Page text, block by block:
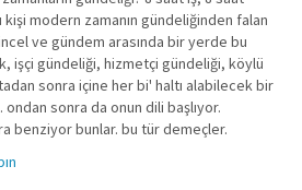
modern zamanın gündeliğinden falan
ve gündem arasında bir yerde bu
işçi gündeliği, hizmetçi gündeliği, köylü
sonra içine her bi' haltı alabilecek bir
sonra da onun dili başlıyor.
benziyor bunlar. bu tür demeçler.